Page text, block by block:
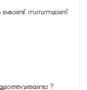
കൊണ്ട് സമ്പന്നമാണ്